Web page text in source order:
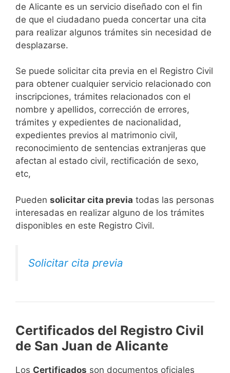
de Alicante es un servicio diseñado con el fin
de que el ciudadano pueda concertar una cita
para realizar algunos trámites sin necesidad de
desplazarse.​
Se puede solicitar cita previa en el Registro Civil
para obtener cualquier servicio relacionado con
inscripciones, trámites relacionados con el
nombre y apellidos, corrección de errores,
trámites y expedientes de nacionalidad,
expedientes previos al matrimonio civil,
reconocimiento de sentencias extranjeras que
afectan al estado civil, rectificación de sexo,
etc,
​Pueden solicitar cita previa todas las personas
interesadas en realizar alguno de los trámites
disponibles en este Registro Civil.​
Solicitar cita previa
Certificados del Registro Civil
de San Juan de Alicante
Los Certificados son documentos oficiales